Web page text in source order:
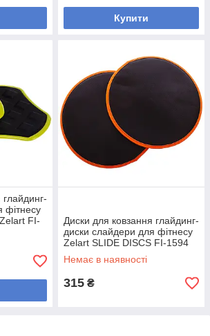
Купити
фітнесу
FI-
пластик,
Диски для ковзання глайдинг-
диски слайдери для фітнесу
Zelart SLIDE DISCS FI-1594
ROUND STYLE (ABS пластик,
Немає в наявності
315 ₴